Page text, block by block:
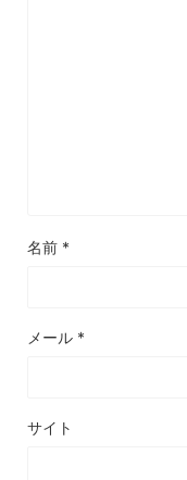
名前 *
メール *
サイト